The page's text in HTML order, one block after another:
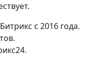
с 2016 года.